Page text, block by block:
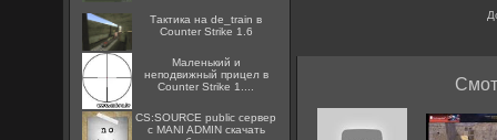
Тактика на de_train в
Counter Strike 1.6
Маленький и
неподвижный прицел в
Counter Strike 1....
CS:SOURCE public сервер
с MANI ADMIN скачать